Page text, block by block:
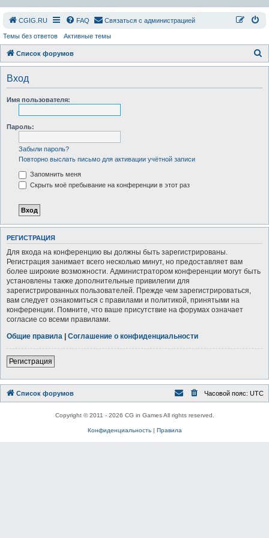
СGIG.RU FAQ Связаться с администрацией
Темы без ответов Активные темы
Список форумов
о
Вход
Имя пользователя:
Пароль:
Забыли пароль?
Повторно выслать письмо для активации учётной записи
Запомнить меня
Скрыть моё пребывание на конференции в этот раз
РЕГИСТРАЦИЯ
Для входа на конференцию вы должны быть зарегистрированы.
Регистрация занимает всего несколько минут, но предоставляет вам
более широкие возможности. Администратором конференции могут быть
установлены также дополнительные привилегии для
зарегистрированных пользователей. Прежде чем зарегистрироваться,
вам следует ознакомиться с правилами и политикой, принятыми на
конференции. Помните, что ваше присутствие на форумах означает
согласие со всеми правилами.
Общие правила | Соглашение о конфиденциальности
Регистрация
Список форумов Часовой пояс: UTC
Copyright © 2011 - 2026 CG in Games All rights reserved.
Конфиденциальность| Правила